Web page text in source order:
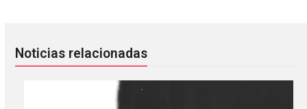
Noticias relacionadas